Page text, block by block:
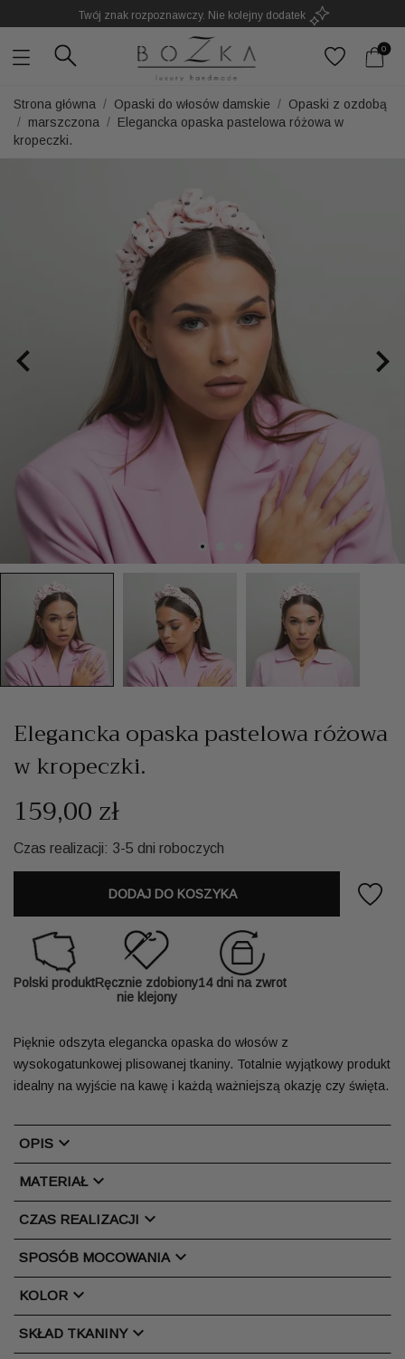
z dużym udziałem pracy ręcznej
Twój znak rozpoznawczy. Nie kolejny dodatek
0
Strona główna Opaski do włosów damskie
Opaski z ozdobą
marszczona
Elegancka opaska pastelowa różowa w
kropeczki.
 
Elegancka opaska pastelowa różowa
w kropeczki.
159,00 zł
Czas realizacji: 3-5 dni roboczych
DODAJ DO KOSZYKA
Polski produktRęcznie zdobiony
nie klejony
14 dni na zwrot
Pięknie odszyta elegancka opaska do włosów z
wysokogatunkowej plisowanej tkaniny. Totalnie wyjątkowy produkt
idealny na wyjście na kawę i każdą ważniejszą okazję czy święta.
OPIS chevron_right
MATERIAŁchevron_right
CZAS REALIZACJI chevron_right
SPOSÓB MOCOWANIAchevron_right
KOLOR chevron_right
SKŁAD TKANINYchevron_right